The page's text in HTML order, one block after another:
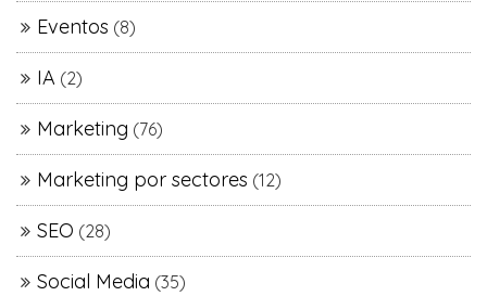
Eventos (8)
IA (2)
Marketing (76)
Marketing por sectores (12)
SEO (28)
Social Media (35)